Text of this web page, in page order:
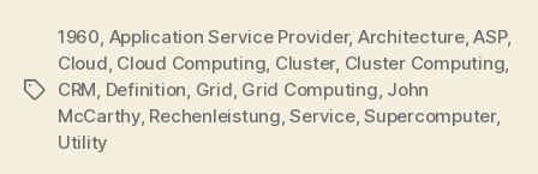
Tags
1960 Application Service Provider, Architecture,ASP,
Cloud Cloud Computing Cluster, Cluster Computing
CRM Definition Grid Grid Computing John
McCarthy, Rechenleistung ,Service,Supercomputer,
Utility